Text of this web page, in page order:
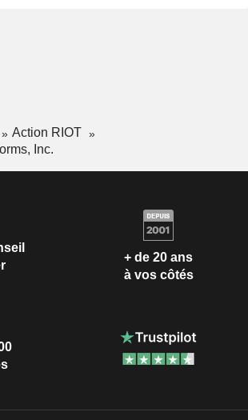
Action RIOT
Inc.
+ de 20 ans
à vos côtés